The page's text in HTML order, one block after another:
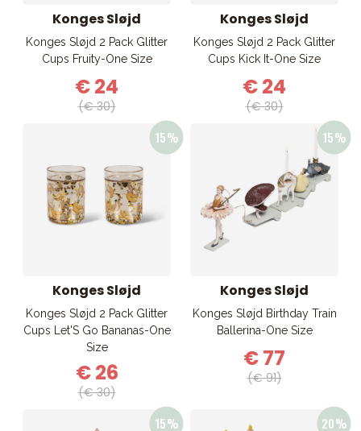
Konges Sløjd
Konges Sløjd 2 Pack Glitter
Cups Fruity-One Size
€ 24
(€ 30)
Konges Sløjd
Konges Sløjd 2 Pack Glitter
Cups Kick It-One Size
€ 24
(€ 30)
Konges Sløjd
Konges Sløjd 2 Pack Glitter
Cups Let'S Go Bananas-One
Size
€ 26
(€ 30)
Konges Sløjd
Konges Sløjd Birthday Train
Ballerina-One Size
€ 77
(€ 91)